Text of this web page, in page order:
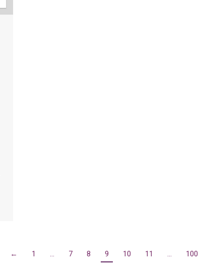
← 1 … 7 8 9 10 11 … 100